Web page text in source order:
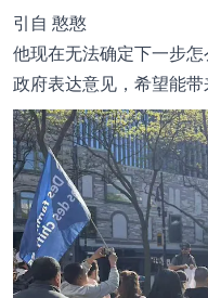
引自 憨憨
他现在无法确定下一步
政府表达意见，希望能带